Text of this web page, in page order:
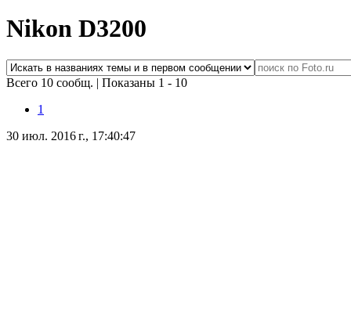
Nikon D3200
Всего 10 сообщ. | Показаны 1 - 10
1
30 июл. 2016 г., 17:40:47